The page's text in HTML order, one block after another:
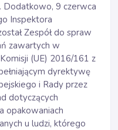
Dodatkowo, 9 czerwca
Inspektora
Zespół do spraw
zawartych w
(UE) 2016/161 z
dyrektywę
i Rady przez
dotyczących
opakowaniach
u ludzi, którego